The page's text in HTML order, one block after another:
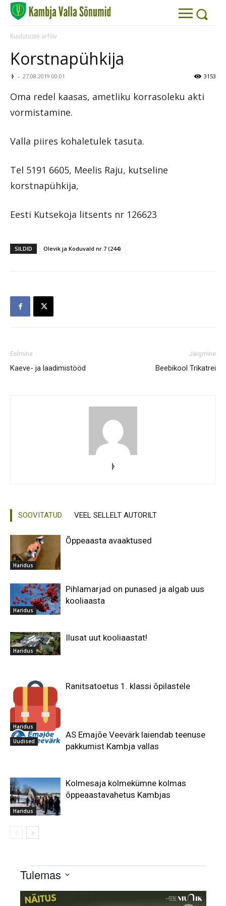
Kuulutuste arhiiv
Korstnapühkija
ᚦ - 27.08.2019 00.01 3153
Oma redel kaasas, ametliku korrasoleku akti
vormistamine.
Valla piires kohaletulek tasuta.
Tel 5191 6605, Meelis Raju, kutseline
korstnapühkija,
Eesti Kutsekoja litsents nr 126623
SILDID Olevik ja Koduvald nr 7 (244)
Eelmine
Kaeve- ja laadimistööd
Järgmine
Beebikool Trikatrei
ᚦ
SOOVITATUD VEEL SELLELT AUTORILT
Haridus
Õppeaasta avaaktused
Haridus
Pihlamarjad on punased ja algab uus
kooliaasta
Haridus
Ilusat uut kooliaastat!
Haridus
Ranitsatoetus 1. klassi õpilastele
Uudised
AS Emajõe Veevärk laiendab teenuse
pakkumist Kambja vallas
Haridus
Kolmesaja kolmekümne kolmas
õppeaastavahetus Kambjas
Sündmused
Tulemas
date.
List